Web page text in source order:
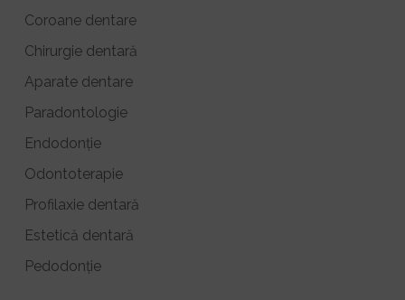
Coroane dentare
Chirurgie dentară
Aparate dentare
Paradontologie
Endodonție
Odontoterapie
Profilaxie dentară
Estetică dentară
Pedodonție